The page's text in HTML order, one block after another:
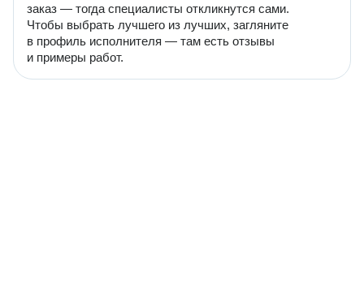
заказ — тогда специалисты откликнутся сами.
Чтобы выбрать лучшего из лучших, загляните
в профиль исполнителя — там есть отзывы
и примеры работ.